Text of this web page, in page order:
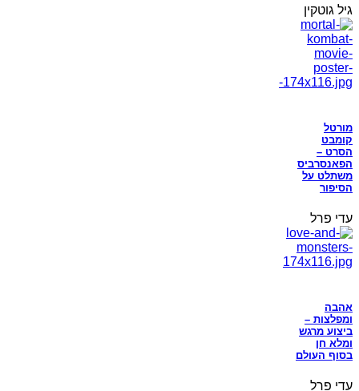
גיל גוטקין
מורטל
קומבט
הסרט –
הפאנסרביס
משתלט על
הסיפור
עדי פרל
אהבה
ומפלצות –
ביצוע מרגש
ומלא חן
בסוף העולם
עדי פרל